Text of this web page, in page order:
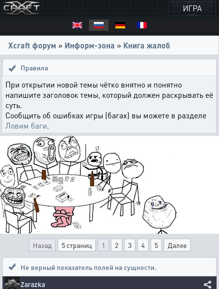
ИГРА
Xcraft форум » Информ-зона » Книга жалоб
Правила
При открытии новой темы чётко внятно и понятно
напишите заголовок темы, который должен раскрывать её
суть.
Сообщить об ошибках игры (багах) вы можете в разделе
Ловим баги.
Назад 5 страниц 1 2 3 4 5 Далее
Не верный показатель полей на сущности.
Zarazka